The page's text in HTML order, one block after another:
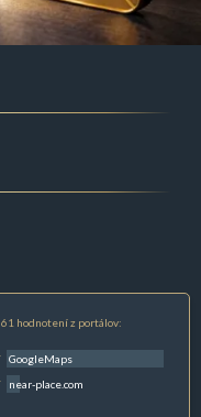
hodnotení z portálov:
GoogleMaps
near-place.com